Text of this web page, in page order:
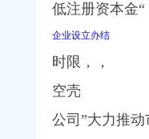
低注册资本
企业设立办结
时限，，
空壳
公司”大力推